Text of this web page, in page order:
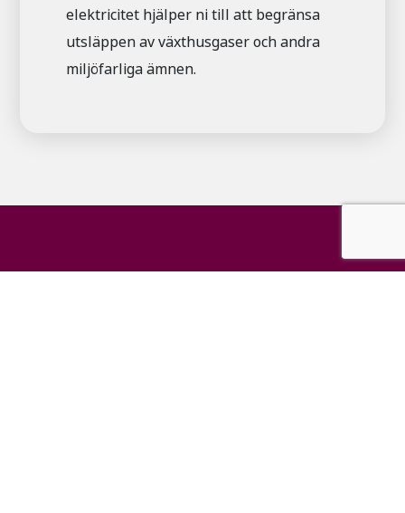
elektricitet hjälper ni till att begränsa
utsläppen av växthusgaser och andra
miljöfarliga ämnen.